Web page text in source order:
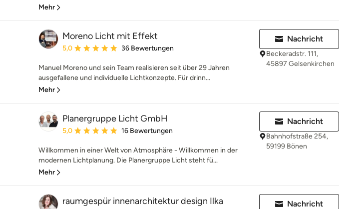
Mehr
Moreno Licht mit Effekt
Durchschnittliche Bewertung: 5 von 5 Sternen
5,0 36 Bewertungen
Manuel Moreno und sein Team realisieren seit über 29 Jahren
ausgefallene und individuelle Lichtkonzepte. Für drinn...
Mehr
Nachricht
Beckeradstr. 111,
45897 Gelsenkirchen
Planergruppe Licht GmbH
Durchschnittliche Bewertung: 5 von 5 Sternen
5,0 16 Bewertungen
Willkommen in einer Welt von Atmosphäre - Willkommen in der
modernen Lichtplanung. Die Planergruppe Licht steht fü...
Mehr
Nachricht
Bahnhofstraße 254,
59199 Bönen
raumgespür innenarchitektur design Ilka
Nachricht